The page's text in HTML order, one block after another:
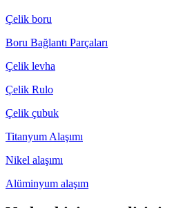
Çelik boru
Boru Bağlantı Parçaları
Çelik levha
Çelik Rulo
Çelik çubuk
Titanyum Alaşımı
Nikel alaşımı
Alüminyum alaşım